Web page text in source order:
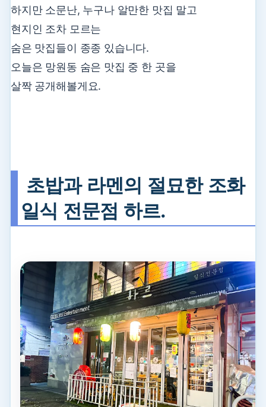
하지만 소문난, 누구나 알만한 맛집 말고
현지인 조차 모르는
숨은 맛집들이 종종 있습니다.
오늘은 망원동 숨은 맛집 중 한 곳을
살짝 공개해볼게요.
초밥과 라멘의 절묘한 조화
일식 전문점 하르.